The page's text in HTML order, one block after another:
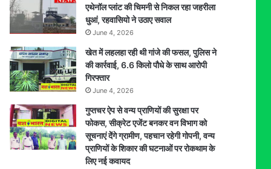
एथेनॉल प्लांट की चिमनी से निकल रहा जहरीला
धुआं, रहवासियो ने उठाए सवाल
June 4, 2026
खेत में लहलहा रही थी गांजे की फसल, पुलिस ने
की कार्रवाई, 6.6 किलो पौधे के साथ आरोपी
गिरफ्तार
June 4, 2026
गुप्तचर ऐप से वन्य प्राणियों की सुरक्षा पर
फोकस, सीक्रेट एजेंट बनकर वन विभाग को
सूचनाएं देेंगे ग्रामीण, पहचान रहेगी गोपनी, वन्य
प्राणियों के शिकार की घटनाओं पर रोकथाम के
लिए नई कवायद